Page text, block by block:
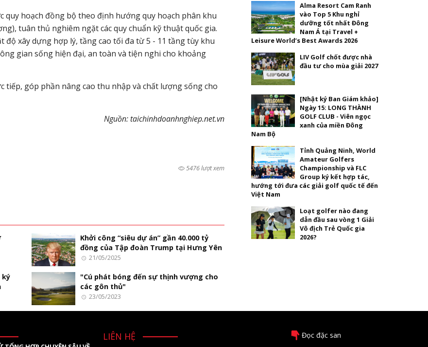
quy hoạch đồng bộ theo định hướng quy hoạch phân khu
tuân thủ nghiêm ngặt các quy chuẩn kỹ thuật quốc gia.
xây dựng hợp lý, tầng cao tối đa từ 5 - 11 tầng tùy khu
gian sống hiện đại, an toàn và tiện nghi cho khoảng
tiếp, góp phần nâng cao thu nhập và chất lượng sống cho
Nguồn: taichinhdoanhnghiep.net.vn
5476 lượt xem
Khởi công “siêu dự án” gần 40.000 tỷ
đồng của Tập đoàn Trump tại Hưng Yên
21/05/2025
ký
"Cú phát bóng đến sự thịnh vượng cho
các gôn thủ"
23/05/2023
Alma Resort Cam Ranh
vào Top 5 Khu nghỉ
dưỡng tốt nhất Đông
Nam Á tại Travel +
Leisure World’s Best Awards 2026
LIV Golf chốt được nhà
đầu tư cho mùa giải 2027
[Nhật ký Ban Giám khảo]
Ngày 15: LONG THÀNH
GOLF CLUB - Viên ngọc
xanh của miền Đông
Nam Bộ
Tỉnh Quảng Ninh, World
Amateur Golfers
Championship và FLC
Group ký kết hợp tác,
hướng tới đưa các giải golf quốc tế đến
Việt Nam
Loạt golfer nào đang
dẫn đầu sau vòng 1 Giải
Vô địch Trẻ Quốc gia
2026?
LIÊN HỆ Đọc đặc san